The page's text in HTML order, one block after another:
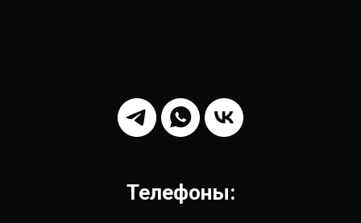
Телефоны: